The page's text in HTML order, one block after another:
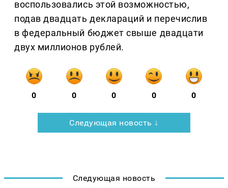
воспользовались этой возможностью,
подав двадцать деклараций и перечислив
в федеральный бюджет свыше двадцати
двух миллионов рублей.
0 0 0 0 0
Следующая новость ↓
Следующая новость